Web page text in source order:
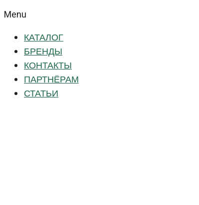
Menu
КАТАЛОГ
БРЕНДЫ
КОНТАКТЫ
ПАРТНЁРАМ
СТАТЬИ